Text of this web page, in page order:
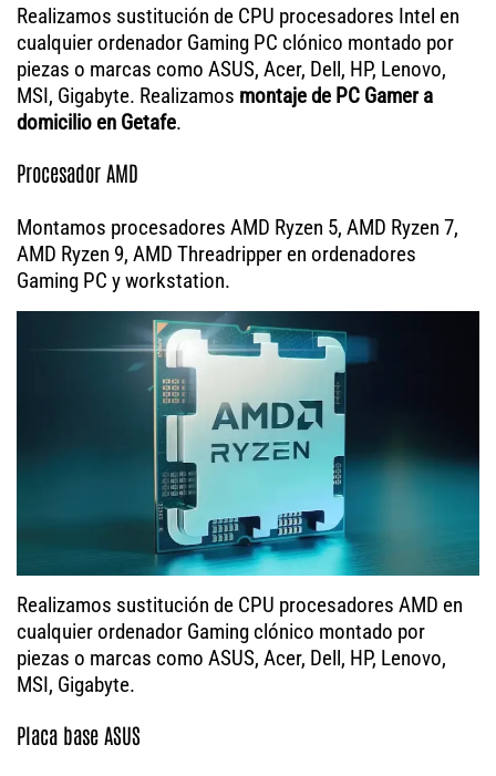
Realizamos sustitución de CPU procesadores Intel en
cualquier ordenador Gaming PC clónico montado por
piezas o marcas como ASUS, Acer, Dell, HP, Lenovo,
MSI, Gigabyte. Realizamos montaje de PC Gamer a
domicilio en Getafe.
Procesador AMD
Montamos procesadores AMD Ryzen 5, AMD Ryzen 7,
AMD Ryzen 9, AMD Threadripper en ordenadores
Gaming PC y workstation.
Realizamos sustitución de CPU procesadores AMD en
cualquier ordenador Gaming clónico montado por
piezas o marcas como ASUS, Acer, Dell, HP, Lenovo,
MSI, Gigabyte.
Placa base ASUS